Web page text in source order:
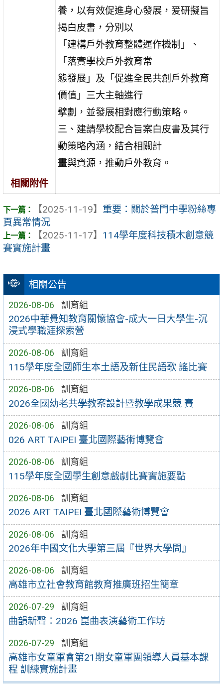
相關公告
2026-08-06 訓育組
2026中華覺知教育關懷協會-成大一日大學生-沉
浸式學職涯探索營
2026-08-06 訓育組
115學年度全國師生本土語及新住民語歌 謠比賽
2026-08-06 訓育組
2026全國幼老共學教案設計暨教學成果競 賽
2026-08-06 訓育組
026 ART TAIPEI 臺北國際藝術博覽會
2026-08-06 訓育組
115學年度全國學生創意戲劇比賽實施要點
2026-08-06 訓育組
2026 ART TAIPEI 臺北國際藝術博覽會
2026-08-06 訓育組
2026年中國文化大學第三屆『世界大學問』
2026-08-06 訓育組
高雄市立社會教育館教育推廣班招生簡章
2026-07-29 訓育組
曲韻新聲：2026 崑曲表演藝術工作坊
2026-07-29 訓育組
高雄市女童軍會第21期女童軍團領導人員基本課
程 訓練實施計畫
養，以有效促進身心發展，爰研擬旨
揭白皮書，分別以
「建構戶外教育整體運作機制」、
「落實學校戶外教育常
態發展」及「促進全民共創戶外教育
價值」三大主軸進行
擘劃，並發展相對應行動策略。
三、建請學校配合旨案白皮書及其行
動策略內涵，結合相關計
畫與資源，推動戶外教育。
相關附件
【2025-11-19】 重要：關於普門中學粉絲專
頁異常情況
【2025-11-17】 114學年度科技積木創意競
賽實施計畫